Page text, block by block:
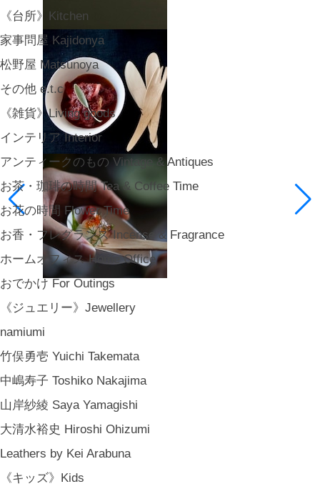
《台所》Kitchen
家事問屋 Kajidonya
松野屋 Matsunoya
その他 e.t.c
《雑貨》Living goods
インテリア Interior
アンティークのもの Vintage & Antiques
お茶・珈琲の時間 Tea & Coffee Time
お花の時間 Flower Time
お香・フレグランス Incense & Fragrance
ホームオフィス Home Office
おでかけ For Outings
《ジュエリー》Jewellery
namiumi
竹俣勇壱 Yuichi Takemata
中嶋寿子 Toshiko Nakajima
山岸紗綾 Saya Yamagishi
大清水裕史 Hiroshi Ohizumi
Leathers by Kei Arabuna
《キッズ》Kids